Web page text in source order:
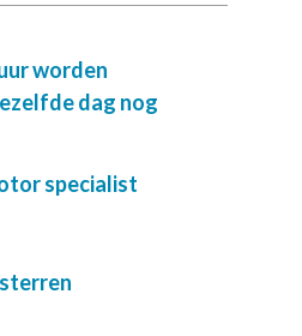
worden
dag nog
specialist